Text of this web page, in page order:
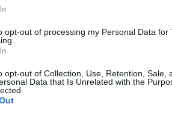
opt-out of processing my Personal Data for
opt-out of Collection, Use, Retention, Sale,
Data that Is Unrelated with the